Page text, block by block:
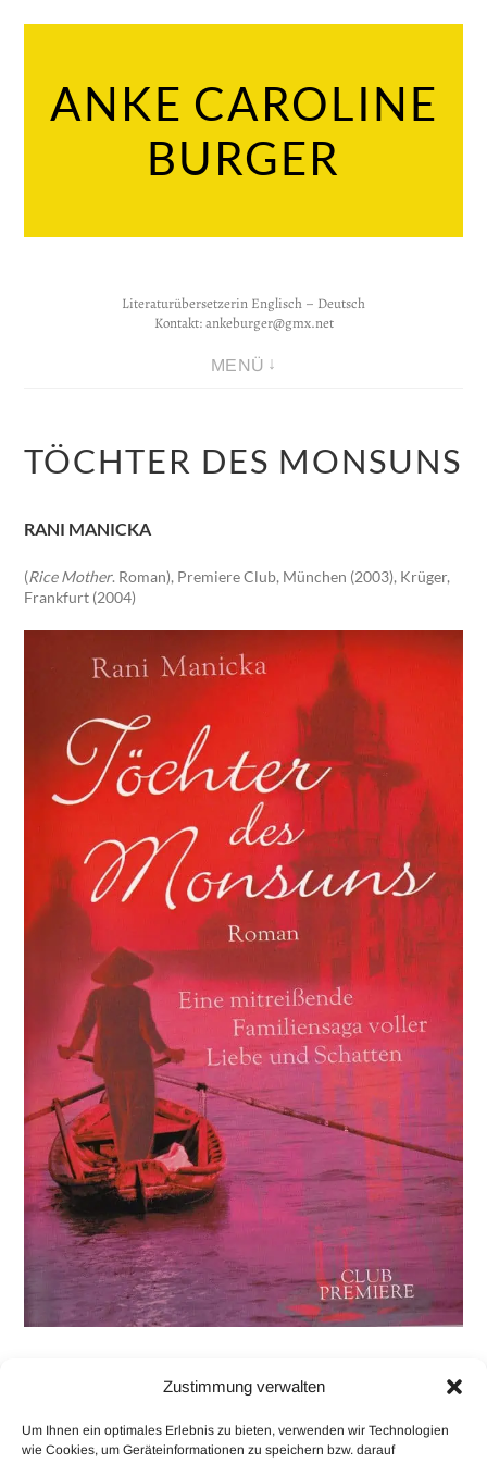
Zustimmung verwalten
Um Ihnen ein optimales Erlebnis zu bieten, verwenden wir Technologien
wie Cookies, um Geräteinformationen zu speichern bzw. darauf
springen
ANKE CAROLINE
BURGER
Literaturübersetzerin Englisch – Deutsch
Kontakt:ankeburger@gmx.net
MENÜ
TÖCHTER DES MONSUNS
RANI MANICKA
(Rice Mother. Roman), Premiere Club, München (2003), Krüger,
Frankfurt (2004)
Malaysische Familiensaga